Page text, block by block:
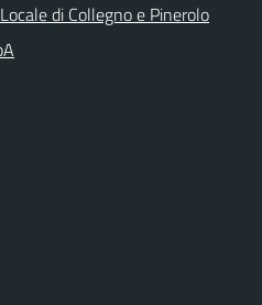
di Collegno e Pinerolo